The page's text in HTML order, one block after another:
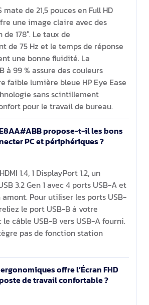
mate de 21,5 pouces en Full HD
une image claire avec des
178°. Le taux de
de 75 Hz et le temps de réponse
une bonne fluidité. La
à 99 % assure des couleurs
faible lumière bleue HP Eye Ease
sans scintillement
pour le travail de bureau.
propose-t-il les bons
PC et périphériques ?
1.4, 1 DisplayPort 1.2, un
3.2 Gen 1 avec 4 ports USB-A et
amont. Pour utiliser les ports USB-
le port USB-B à votre
câble USB-B vers USB-A fourni.
pas de fonction station
offre l’Écran FHD
poste de travail confortable ?